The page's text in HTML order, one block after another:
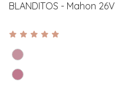
BLANDITOS - Mahon 26V